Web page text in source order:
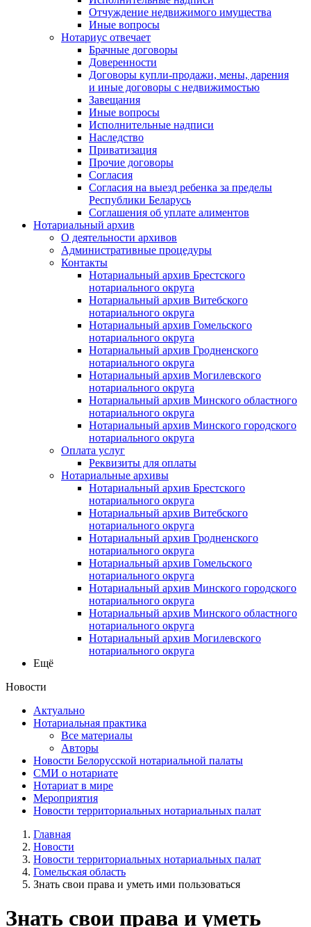
Отчуждение недвижимого имущества
Иные вопросы
Нотариус отвечает
Брачные договоры
Доверенности
Договоры купли-продажи, мены, дарения
и иные договоры с недвижимостью
Завещания
Иные вопросы
Исполнительные надписи
Наследство
Приватизация
Прочие договоры
Согласия
Согласия на выезд ребенка за пределы
Республики Беларусь
Соглашения об уплате алиментов
Нотариальный архив
О деятельности архивов
Административные процедуры
Контакты
Нотариальный архив Брестского
нотариального округа
Нотариальный архив Витебского
нотариального округа
Нотариальный архив Гомельского
нотариального округа
Нотариальный архив Гродненского
нотариального округа
Нотариальный архив Могилевского
нотариального округа
Нотариальный архив Минского областного
нотариального округа
Нотариальный архив Минского городского
нотариального округа
Оплата услуг
Реквизиты для оплаты
Нотариальные архивы
Нотариальный архив Брестского
нотариального округа
Нотариальный архив Витебского
нотариального округа
Нотариальный архив Гродненского
нотариального округа
Нотариальный архив Гомельского
нотариального округа
Нотариальный архив Минского городского
нотариального округа
Нотариальный архив Минского областного
нотариального округа
Нотариальный архив Могилевского
нотариального округа
Ещё
Новости
Актуально
Нотариальная практика
Все материалы
Авторы
Новости Белорусской нотариальной палаты
СМИ о нотариате
Нотариат в мире
Мероприятия
Новости территориальных нотариальных палат
Главная
Новости
Новости территориальных нотариальных палат
Гомельская область
Знать свои права и уметь ими пользоваться
Знать свои права и уметь